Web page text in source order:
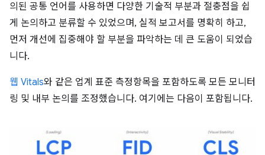
의된 공통 언어를 사용하면 다양한 기술적 부분과 절충점을 쉽
게 논의하고 분류할 수 있었으며, 실적 보고서를 명확히 하고,
먼저 개선에 집중해야 할 부분을 파악하는 데 큰 도움이 되었습
니다.
웹 Vitals와 같은 업계 표준 측정항목을 포함하도록 모든 모니터
링 및 내부 논의를 조정했습니다. 여기에는 다음이 포함됩니다.